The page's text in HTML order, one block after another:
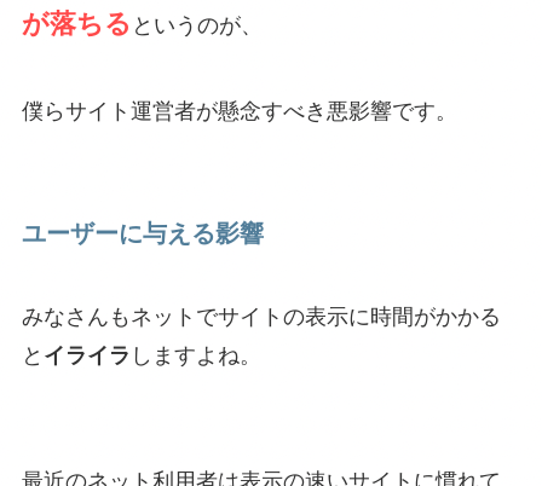
が落ちる というのが、
僕らサイト運営者が懸念すべき悪影響です。
ユーザーに与える影響
みなさんもネットでサイトの表示に時間がかかる
と イライラ しますよね。
最近のネット利用者は表示の速いサイトに慣れて